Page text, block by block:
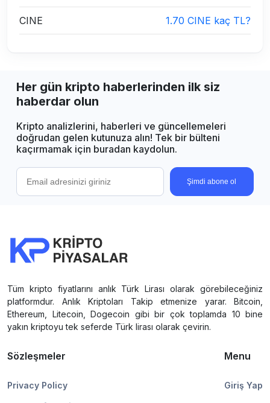
CINE 1.70 CINE kaç TL?
Her gün kripto haberlerinden ilk siz
haberdar olun
Kripto analizlerini, haberleri ve güncellemeleri
doğrudan gelen kutunuza alın! Tek bir bülteni
kaçırmamak için buradan kaydolun.
Şimdi abone ol
Tüm kripto fiyatlarını anlık Türk Lirası olarak görebileceğiniz
platformdur. Anlık Kriptoları Takip etmenize yarar. Bitcoin,
Ethereum, Litecoin, Dogecoin gibi bir çok toplamda 10 bine
yakın kriptoyu tek seferde Türk lirası olarak çevirin.
Sözleşmeler
Privacy Policy
Menu
Giriş Yap